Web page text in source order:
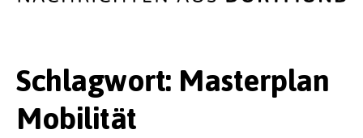
Schlagwort: Masterplan
Mobilität